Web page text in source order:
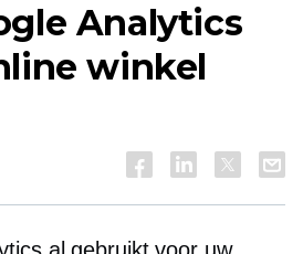
Analytics
winkel